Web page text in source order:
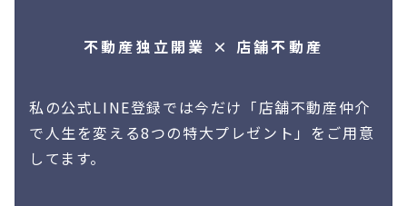
不動産独立開業 × 店舗不動産
私の公式LINE登録では今だけ「店舗不動産仲介
で人生を変える8つの特大プレゼント」をご用意
してます。